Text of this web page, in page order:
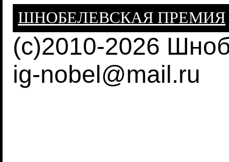
ШНОБЕЛЕВСКАЯ ПРЕМИЯ
(c)2010-2026
ig-nobel@mail.ru